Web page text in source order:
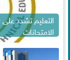
الامتحانات